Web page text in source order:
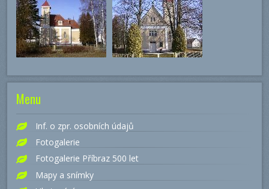
Menu
Inf. o zpr. osobních údajů
Fotogalerie
Fotogalerie Příbraz 500 let
Mapy a snímky